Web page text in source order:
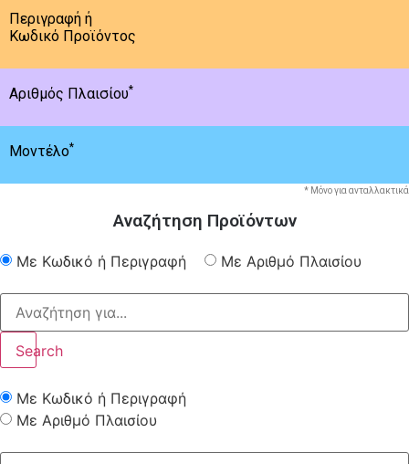
Περιγραφή ή
Κωδικό Προϊόντος
Αριθμός Πλαισίου*
Μοντέλο*
* Μόνο για ανταλλακτικά
Αναζήτηση Προϊόντων
Με Κωδικό ή Περιγραφή Με Αριθμό Πλαισίου
Search
Με Κωδικό ή Περιγραφή
Με Αριθμό Πλαισίου